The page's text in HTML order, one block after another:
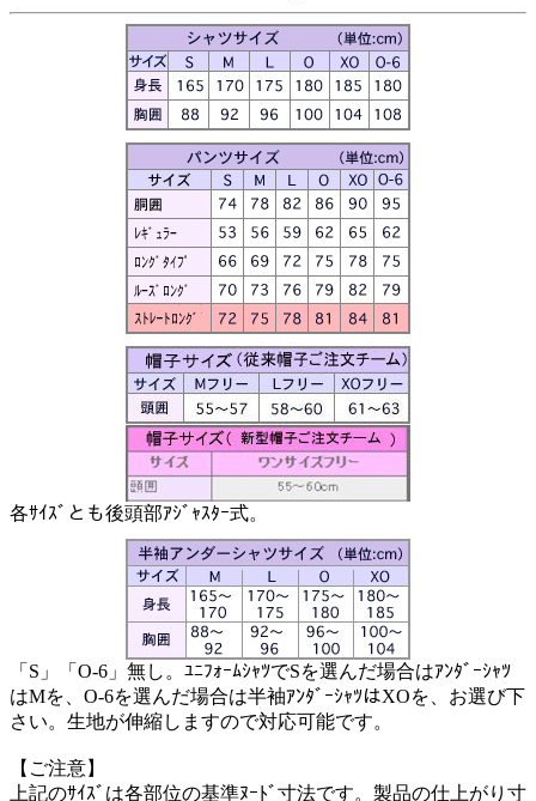
各ｻｲｽﾞとも後頭部ｱｼﾞｬｽﾀｰ式。
「S」「O-6」無し。ﾕﾆﾌｫｰﾑｼｬﾂでSを選んだ場合はｱﾝﾀﾞｰｼｬﾂ
はMを、O-6を選んだ場合は半袖ｱﾝﾀﾞｰｼｬﾂはXOを、お選び下
さい。生地が伸縮しますので対応可能です。
【ご注意】
上記のｻｲｽﾞは各部位の基準ﾇｰﾄﾞ寸法です。製品の仕上がり寸